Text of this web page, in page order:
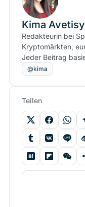
Kima
Redakteurin bei
Kryptomärkten,
Jeder Beitrag
@kima
Teilen